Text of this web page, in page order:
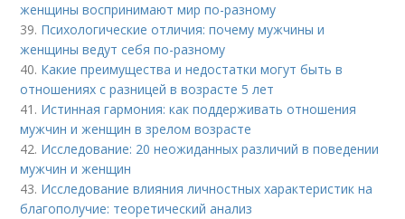
женщины воспринимают мир по-разному
39. Психологические отличия: почему мужчины и
женщины ведут себя по-разному
40. Какие преимущества и недостатки могут быть в
отношениях с разницей в возрасте 5 лет
41. Истинная гармония: как поддерживать отношения
мужчин и женщин в зрелом возрасте
42. Исследование: 20 неожиданных различий в поведении
мужчин и женщин
43. Исследование влияния личностных характеристик на
благополучие: теоретический анализ